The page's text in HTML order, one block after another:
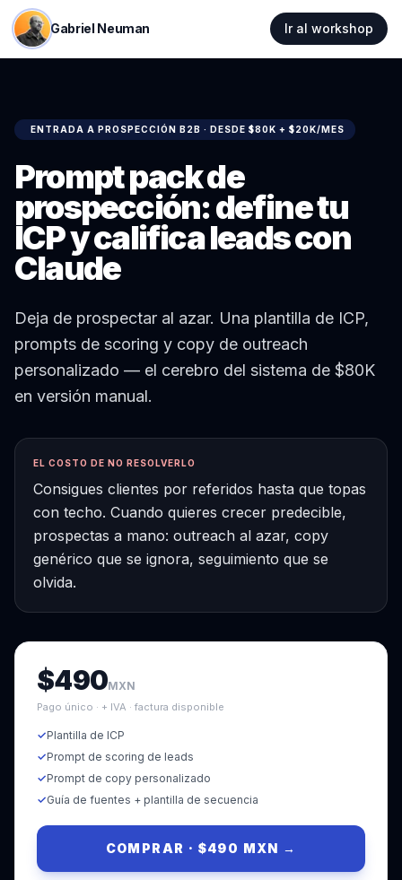
Gabriel Neuman Ir al workshop
ENTRADA A PROSPECCIÓN B2B · DESDE $80K + $20K/MES
Prompt pack de
prospección: define tu
ICP y califica leads con
Claude
Deja de prospectar al azar. Una plantilla de ICP,
prompts de scoring y copy de outreach
personalizado — el cerebro del sistema de $80K
en versión manual.
EL COSTO DE NO RESOLVERLO
Consigues clientes por referidos hasta que topas
con techo. Cuando quieres crecer predecible,
prospectas a mano: outreach al azar, copy
genérico que se ignora, seguimiento que se
olvida.
$490MXN
Pago único · + IVA · factura disponible
✓Plantilla de ICP
✓Prompt de scoring de leads
✓Prompt de copy personalizado
✓Guía de fuentes + plantilla de secuencia
COMPRAR · $490 MXN →